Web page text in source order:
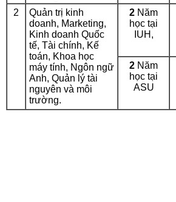
2
Quản trị kinh
doanh, Marketing,
Kinh doanh Quốc
tế, Tài chính, Kế
toán, Khoa học
máy tính, Ngôn ngữ
Anh, Quản lý tài
nguyên và môi
trường.
2 Năm
học tại
IUH,
2 Năm
học tại
ASU